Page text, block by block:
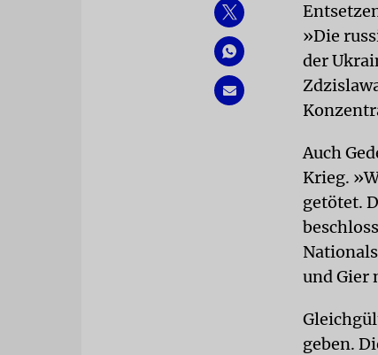
»Die
der
Auch
Krieg.
getötet.
und Gier
geben.